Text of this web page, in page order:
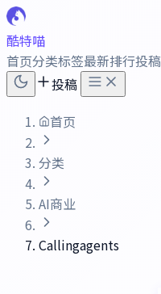
酷特喵
首页分类标签最新排行投稿
投稿
首页
分类
AI商业
Callingagents